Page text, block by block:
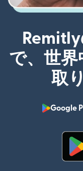
で、世界
取
Google